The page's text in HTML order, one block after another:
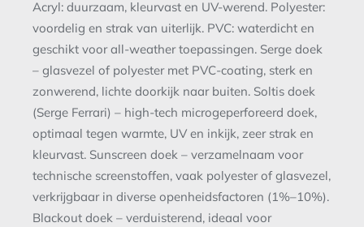
Acryl: duurzaam, kleurvast en UV-werend. Polyester:
voordelig en strak van uiterlijk. PVC: waterdicht en
geschikt voor all-weather toepassingen. Serge doek
– glasvezel of polyester met PVC-coating, sterk en
zonwerend, lichte doorkijk naar buiten. Soltis doek
(Serge Ferrari) – high-tech microgeperforeerd doek,
optimaal tegen warmte, UV en inkijk, zeer strak en
kleurvast. Sunscreen doek – verzamelnaam voor
technische screenstoffen, vaak polyester of glasvezel,
verkrijgbaar in diverse openheidsfactoren (1%–10%).
Blackout doek – verduisterend, ideaal voor